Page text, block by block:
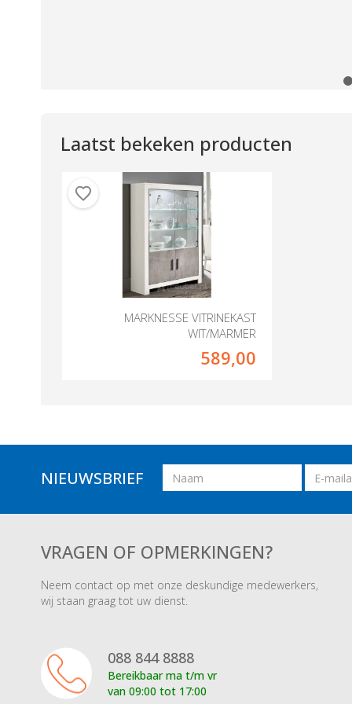
Laatst bekeken producten
MARKNESSE VITRINEKAST
WIT/MARMER
589,00
NIEUWSBRIEF Naam
Email
adres
VRAGEN OF OPMERKINGEN?
Neem contact op met onze deskundige medewerkers,
wij staan graag tot uw dienst.
088 844 8888
Bereikbaar ma t/m vr
van 09:00 tot 17:00